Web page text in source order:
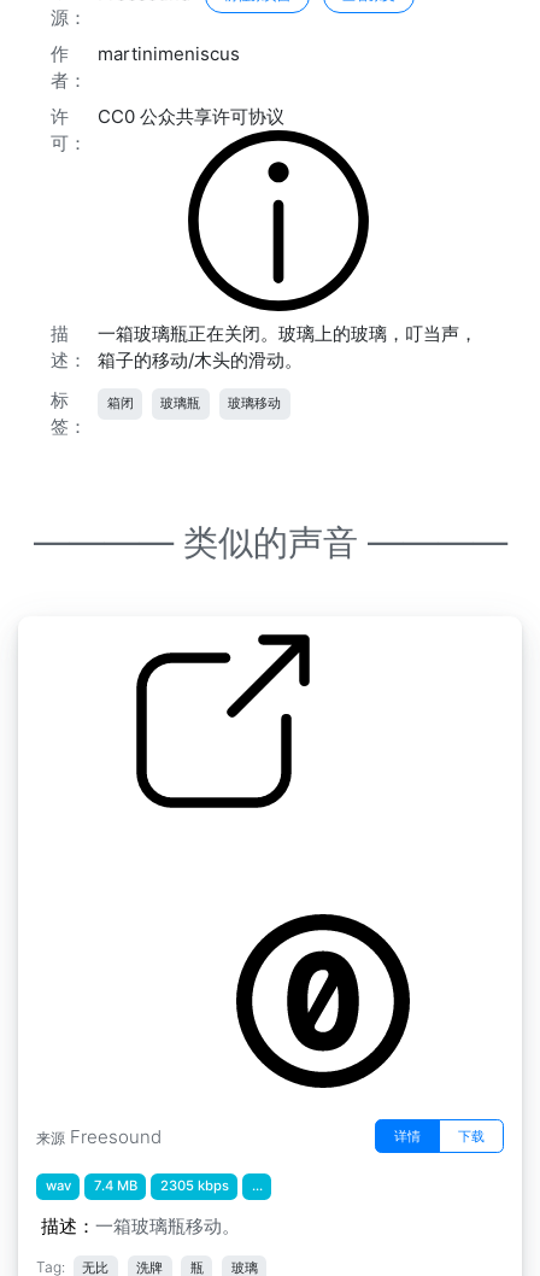
源：
作
者：
martinimeniscus
许
可：
CC0 公众共享许可协议
描
述：
一箱玻璃瓶正在关闭。玻璃上的玻璃，叮当声，
箱子的移动/木头的滑动。
标
签：
箱闭 玻璃瓶 玻璃移动
———— 类似的声音 ————
来源 Freesound 详情 下载
wav 7.4 MB 2305 kbps ...
描述： 一箱玻璃瓶移动。
Tag: 无比 洗牌 瓶 玻璃